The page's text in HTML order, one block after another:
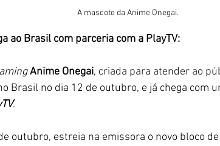
A mascote da Anime Onegai.
ao Brasil com parceria com a PlayTV:
Anime Onegai, criada para atender ao
Brasil no dia 12 de outubro, e já chega com
.
outubro, estreia na emissora o novo bloco